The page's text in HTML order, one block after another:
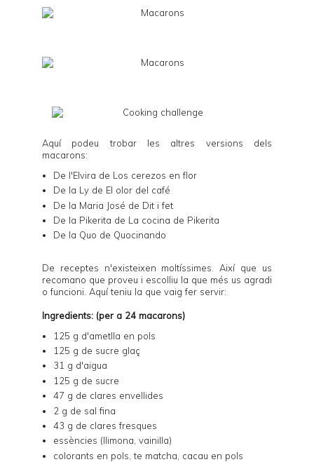
Aquí podeu trobar les altres versions dels
macarons:
De l'Elvira de Los cerezos en flor
De la Ly de El olor del café
De la Maria José de Dit i fet
De la Pikerita de La cocina de Pikerita
De la Quo de Quocinando
De receptes n'existeixen moltíssimes. Així que us
recomano que proveu i escolliu la que més us agradi
o funcioni. Aquí teniu la que vaig fer servir:
Ingredients: (per a 24 macarons)
125 g d'ametlla en pols
125 g de sucre glaç
31 g d'aigua
125 g de sucre
47 g de clares envellides
2 g de sal fina
43 g de clares fresques
essències (llimona, vainilla)
colorants en pols, te matcha, cacau en pols